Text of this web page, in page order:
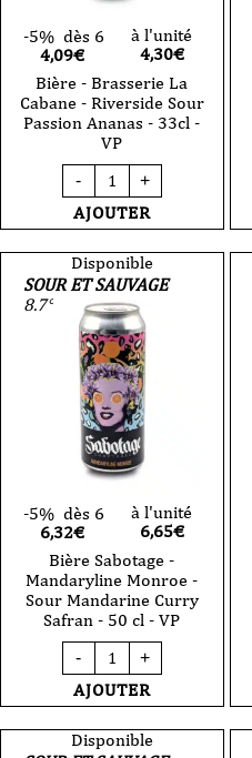
-5% dès 6
4,09€
à l'unité
4,30€
Bière - Brasserie La
Cabane - Riverside Sour
Passion Ananas - 33cl -
VP
-
quantité
de
Bière
-
La
Cabane
-
Riverside
Sour
Passion
Ananas
-
33cl
-
VP
+
AJOUTER
Disponible
SOUR ET SAUVAGE
8.7°
-5% dès 6
6,32€
à l'unité
6,65€
Bière Sabotage -
Mandaryline Monroe -
Sour Mandarine Curry
Safran - 50 cl - VP
-
quantité
de
Bière
Sabotage
Mandaryline
+
AJOUTER
Disponible